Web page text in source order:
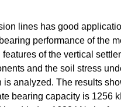
lines has good
performance of the
of the vertical
and the soil stress
analyzed. The results
bearing capacity is 1256